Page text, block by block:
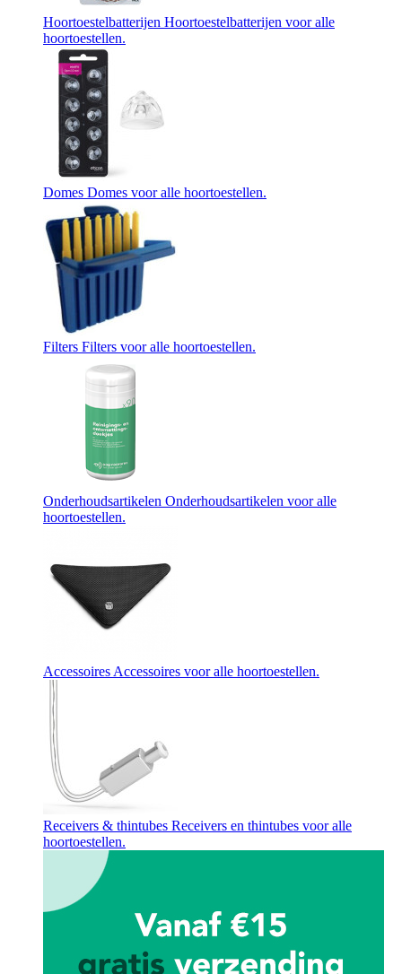
Hoortoestelbatterijen Hoortoestelbatterijen voor alle
hoortoestellen.
Domes Domes voor alle hoortoestellen.
Filters Filters voor alle hoortoestellen.
Onderhoudsartikelen Onderhoudsartikelen voor alle
hoortoestellen.
Accessoires Accessoires voor alle hoortoestellen.
Receivers & thintubes Receivers en thintubes voor alle
hoortoestellen.